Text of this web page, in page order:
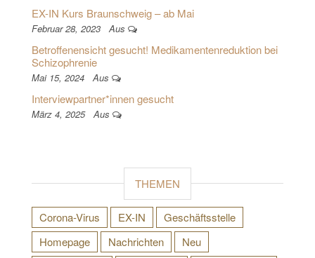
EX-IN Kurs Braunschweig – ab Mai
Februar 28, 2023 Aus
Betroffenensicht gesucht! Medikamentenreduktion bei
Schizophrenie
Mai 15, 2024 Aus
Interviewpartner*innen gesucht
März 4, 2025 Aus
THEMEN
Corona-Virus EX-IN
Geschäftsstelle
Homepage
Nachrichten
Neu